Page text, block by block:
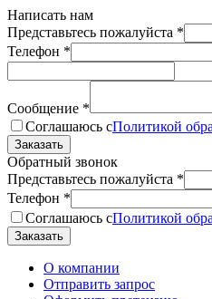
Написать нам
Представьтесь пожалуйста *
Телефон *
Сообщение *
Соглашаюсь сПолитикой
Обратный звонок
Представьтесь пожалуйста *
Телефон *
Соглашаюсь сПолитикой
О компании
Отправить запрос